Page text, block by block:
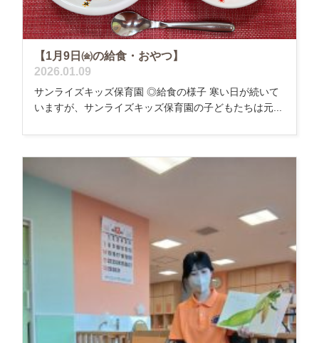
【1月9日㈮の給食・おやつ】
2026.01.09
サンライズキッズ保育園 ◎給食の様子 寒い日が続いて
いますが、サンライズキッズ保育園の子どもたちは元...